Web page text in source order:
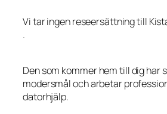
Vi tar ingen reseersättning till
.
Den som kommer hem till dig har
modersmål och arbetar
datorhjälp.